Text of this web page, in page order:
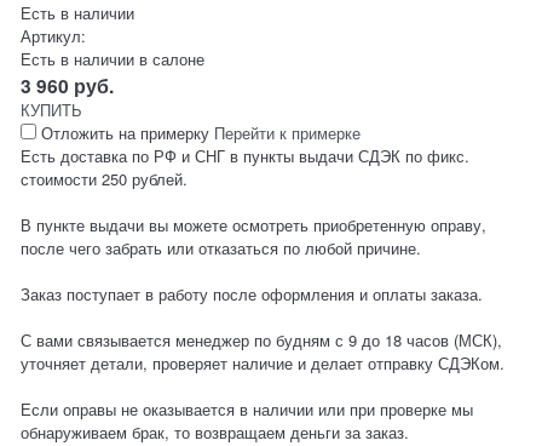
Есть в наличии
Артикул:
Есть в наличии в салоне
3 960 руб.
КУПИТЬ
Отложить на примерку Перейти к примерке
Есть доставка по РФ и СНГ в пункты выдачи СДЭК по фикс.
стоимости 250 рублей.
В пункте выдачи вы можете осмотреть приобретенную оправу,
после чего забрать или отказаться по любой причине.
Заказ поступает в работу после оформления и оплаты заказа.
С вами связывается менеджер по будням с 9 до 18 часов (МСК),
уточняет детали, проверяет наличие и делает отправку СДЭКом.
Если оправы не оказывается в наличии или при проверке мы
обнаруживаем брак, то возвращаем деньги за заказ.